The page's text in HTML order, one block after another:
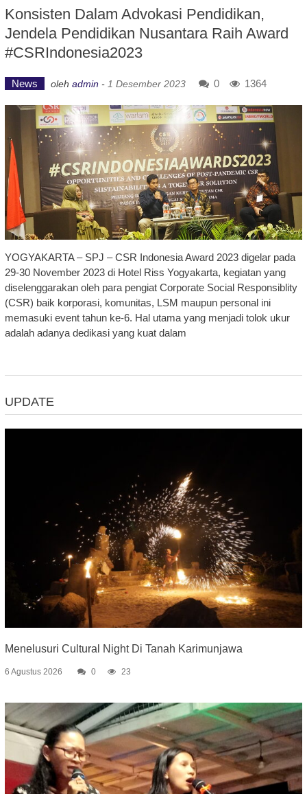
Konsisten Dalam Advokasi Pendidikan,
Jendela Pendidikan Nusantara Raih Award
#CSRIndonesia2023
News oleh admin - 1 Desember 2023 0 1364
YOGYAKARTA – SPJ – CSR Indonesia Award 2023 digelar pada
29-30 November 2023 di Hotel Riss Yogyakarta, kegiatan yang
diselenggarakan oleh para pengiat Corporate Social Responsiblity
(CSR) baik korporasi, komunitas, LSM maupun personal ini
memasuki event tahun ke-6. Hal utama yang menjadi tolok ukur
adalah adanya dedikasi yang kuat dalam
UPDATE
Menelusuri Cultural Night Di Tanah Karimunjawa
6 Agustus 2026 0 23